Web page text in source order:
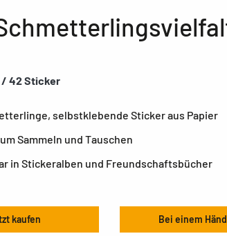
/ 42 Sticker
selbstklebende Sticker aus Papier
Sammeln und Tauschen
in Stickeralben und Freundschaftsbücher
kaufen Bei einem